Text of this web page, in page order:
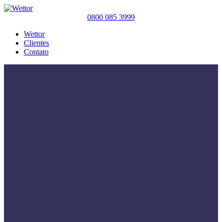
0800 085 3999
Wettor
Clientes
Contato